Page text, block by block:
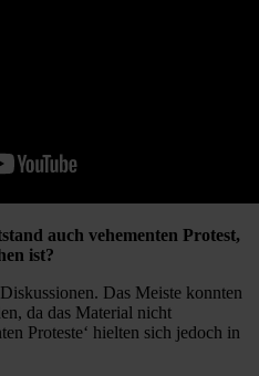
auch vehementen Protest,
ist?
Das Meiste konnten
da das Material nicht
Proteste‘ hielten sich jedoch in